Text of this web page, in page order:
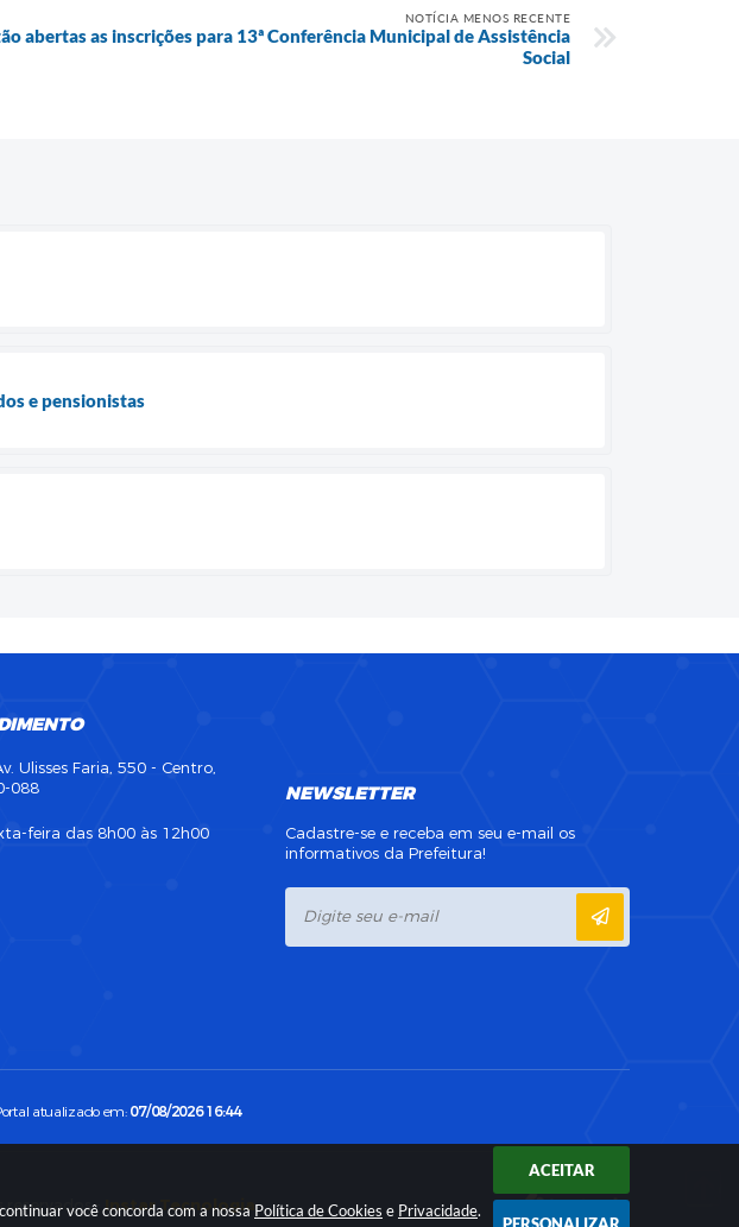
você concorda com a nossa Política de Cookies e Privacidade.
ACEITAR
NOTÍCIA MENOS RECENTE
abertas as inscrições para 13ª Conferência Municipal de Assistência
Social
e pensionistas
Ulisses Faria, 550 - Centro,
088
feira das 8h00 às 12h00
NEWSLETTER
Cadastre-se e receba em seu e-mail os
informativos da Prefeitura!
atualizado em:07/08/2026 16:44
reservados -Instar Tecnologia